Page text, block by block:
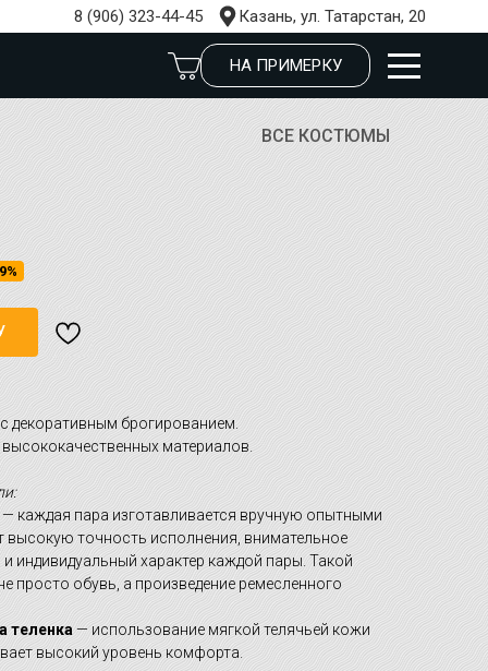
8 (906) 323-44-45 Казань, ул. Татарстан, 20
НА ПРИМЕРКУ
ВСЕ КОСТЮМЫ
декоративным брогированием.
материалов.
— каждая пара изготавливается вручную опытными
высокую точность исполнения, внимательное
индивидуальный характер каждой пары. Такой
просто обувь, а произведение ремесленного
теленка— использование мягкой телячьей кожи
высокий уровень комфорта.